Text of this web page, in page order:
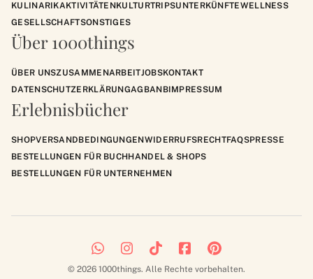
KULINARIKAKTIVITÄTENKULTURTRIPSUNTERKÜNFTEWELLNESS
GESELLSCHAFTSONSTIGES
Über 1000things
ÜBER UNSZUSAMMENARBEITJOBSKONTAKT
DATENSCHUTZERKLÄRUNGAGBANBIMPRESSUM
Erlebnisbücher
SHOPVERSANDBEDINGUNGENWIDERRUFSRECHTFAQSPRESSE
BESTELLUNGEN FÜR BUCHHANDEL & SHOPS
BESTELLUNGEN FÜR UNTERNEHMEN
© 2026 1000things. Alle Rechte vorbehalten.